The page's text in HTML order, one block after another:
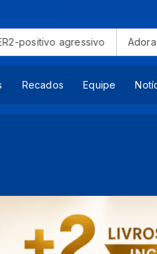
do Sertão: evangelizando o
Recados Equipe